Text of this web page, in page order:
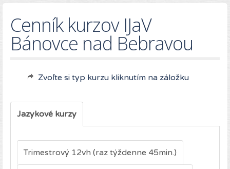
Cenník kurzov IJaV
Bánovce nad Bebravou
Zvoľte si typ kurzu kliknutím na záložku
Jazykové kurzy
Trimestrový 12vh (raz týždenne 45min.)